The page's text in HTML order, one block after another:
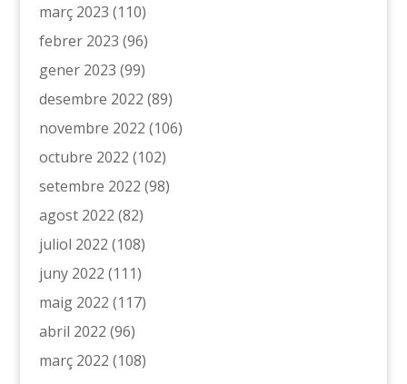
març 2023 (110)
febrer 2023 (96)
gener 2023 (99)
desembre 2022 (89)
novembre 2022 (106)
octubre 2022 (102)
setembre 2022 (98)
agost 2022 (82)
juliol 2022 (108)
juny 2022 (111)
maig 2022 (117)
abril 2022 (96)
març 2022 (108)